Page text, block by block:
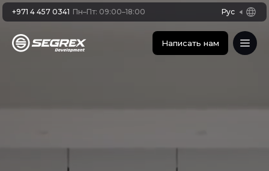
Написать нам
Пн–Пт: 09:00–18:00
+971 4 457 0341 Рус